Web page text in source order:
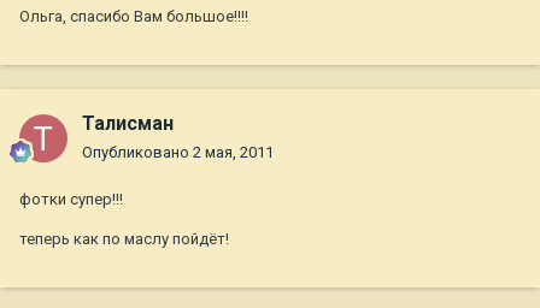
Ольга, спасибо Вам большое!!!!
Талисман
Опубликовано 2 мая, 2011
фотки супер!!!
теперь как по маслу пойдёт!